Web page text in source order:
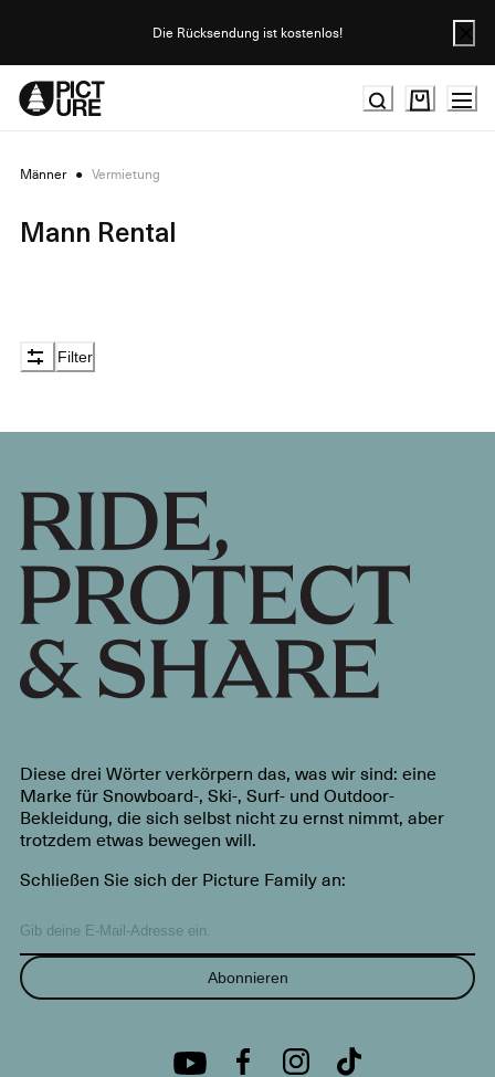
Die Rücksendung ist kostenlos!
Männer ● Vermietung
Mann Rental
Filter
Diese drei Wörter verkörpern das, was wir sind: eine
Marke für Snowboard-, Ski-, Surf- und Outdoor-
Bekleidung, die sich selbst nicht zu ernst nimmt, aber
trotzdem etwas bewegen will.
Schließen Sie sich der Picture Family an:
Abonnieren